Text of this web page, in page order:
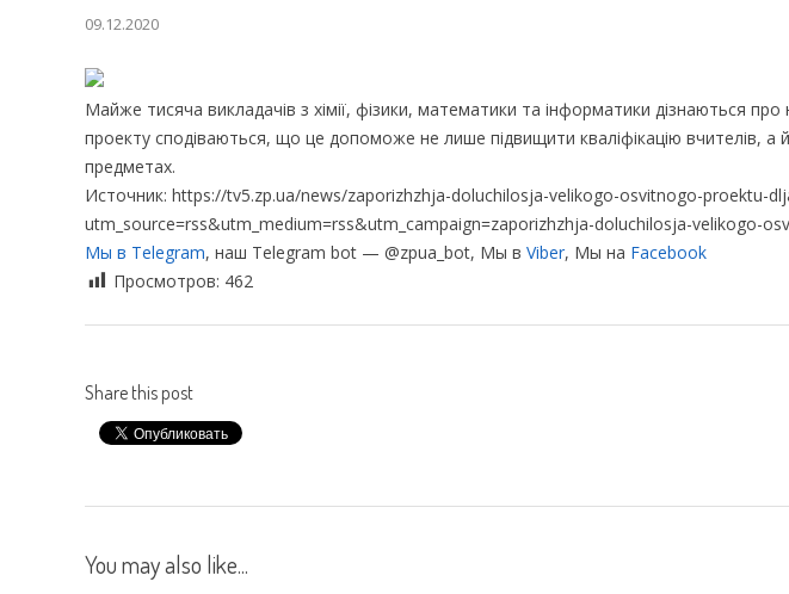
09.12.2020
Майже тисяча викладачів з хімії, фізики, математики та інформатики дізнаються
проекту сподіваються, що це допоможе не лише підвищити кваліфікацію вчителів, а й
предметах.
Источник: https://tv5.zp.ua/news/zaporizhzhja-doluchilosja-velikogo-osvitnogo-proektu-
utm_source=rss&utm_medium=rss&utm_campaign=zaporizhzhja-doluchilosja-velikogo-
Мы в Telegram, наш Telegram bot — @zpua_bot, Мы в Viber, Мы на Facebook
Просмотров: 462
Share this post
You may also like...